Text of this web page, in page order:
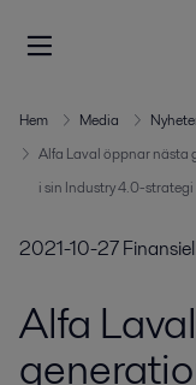
Hem Media
Alfa Laval öppnar nästa
i sin Industry 4.0-strategi
2021-10-27
Alfa